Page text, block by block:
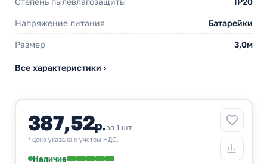
Напряжение питания Батарейки
Размер 3,0м
Все характеристики ›
387,52р.за 1 шт
* цена указана с учетом НДС.
Наличие